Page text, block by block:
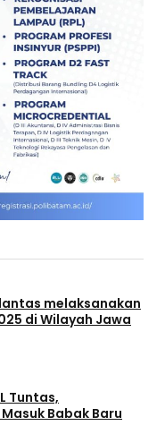
melaksanakan
di Wilayah Jawa
Tuntas,
Babak Baru